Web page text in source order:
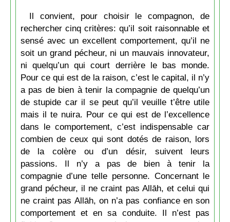
Il convient, pour choisir le compagnon, de
rechercher cinq critères: qu’il soit raisonnable et
sensé avec un excellent comportement, qu’il ne
soit un grand pécheur, ni un mauvais innovateur,
ni quelqu’un qui court derrière le bas monde.
Pour ce qui est de la raison, c’est le capital, il n’y
a pas de bien à tenir la compagnie de quelqu’un
de stupide car il se peut qu’il veuille t’être utile
mais il te nuira. Pour ce qui est de l’excellence
dans le comportement, c’est indispensable car
combien de ceux qui sont dotés de raison, lors
de la colère ou d’un désir, suivent leurs
passions. Il n’y a pas de bien à tenir la
compagnie d’une telle personne. Concernant le
grand pécheur, il ne craint pas Allāh, et celui qui
ne craint pas Allāh, on n’a pas confiance en son
comportement et en sa conduite. Il n’est pas